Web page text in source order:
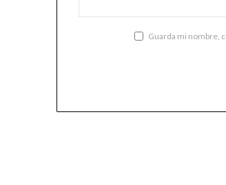
Guarda mi nombre,